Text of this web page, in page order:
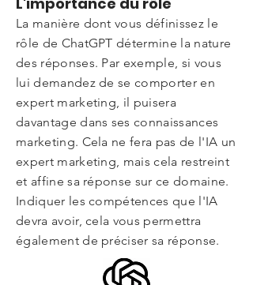
La manière dont vous définissez le
rôle de ChatGPT détermine la nature
des réponses. Par exemple, si vous
lui demandez de se comporter en
expert marketing, il puisera
davantage dans ses connaissances
marketing. Cela ne fera pas de l'IA un
expert marketing, mais cela restreint
et affine sa réponse sur ce domaine.
Indiquer les compétences que l'IA
devra avoir, cela vous permettra
également de préciser sa réponse.